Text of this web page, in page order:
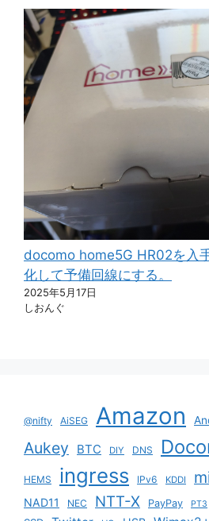
docomo home5G HR02を入
化して予備回線にする。
2025年5月17日
しおんぐ
@nifty AiSEG Amazon
Aukey BTC DIY DNS
HEMS ingress IPv6 KDDI
NAD11 NEC NTT-X PayPay PT3